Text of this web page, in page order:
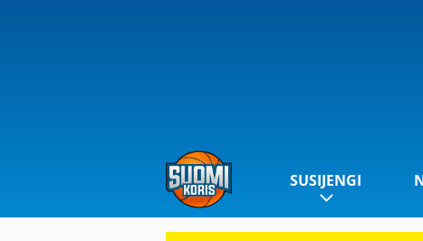
SUSIJENGI